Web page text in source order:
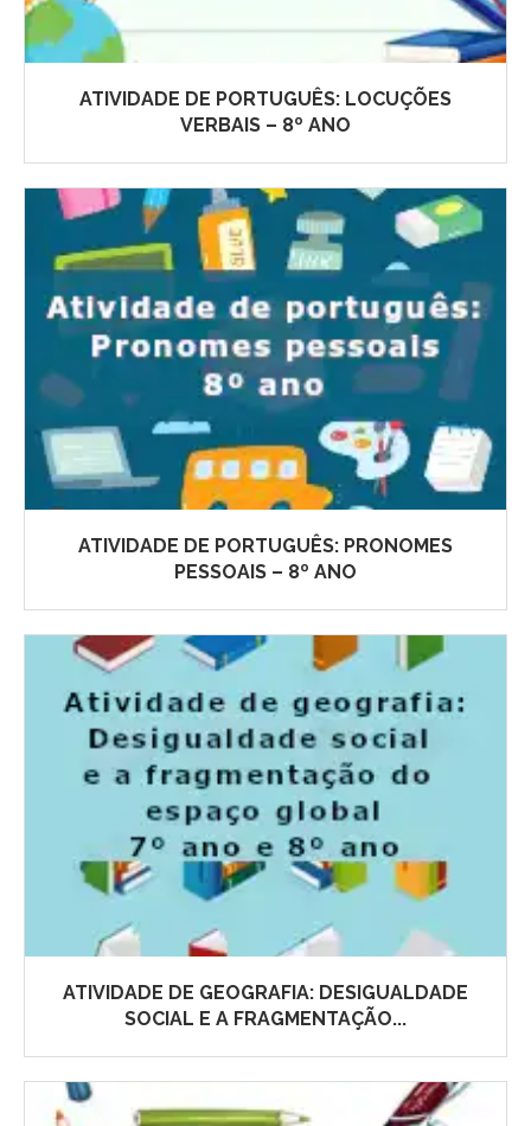
ATIVIDADE DE PORTUGUÊS: LOCUÇÕES
VERBAIS – 8º ANO
ATIVIDADE DE PORTUGUÊS: PRONOMES
PESSOAIS – 8º ANO
ATIVIDADE DE GEOGRAFIA: DESIGUALDADE
SOCIAL E A FRAGMENTAÇÃO...